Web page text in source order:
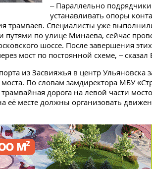
– Параллельно
устанавливать опоры
трамваев. Специалисты уже
по улице Минаева, сейчас
шоссе. После завершения
мост по постоянной схеме, – сказал
из Засвияжья в центр Ульяновска
​​По словам замдиректора МБУ
дорога на левой части
её месте должны организовать